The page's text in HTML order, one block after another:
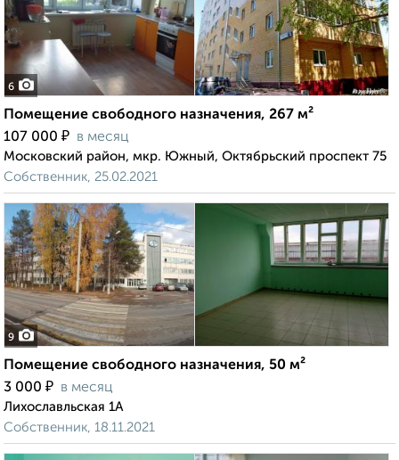
6
Помещение свободного назначения, 267 м²
107 000 ₽ в месяц
Московский район, мкр. Южный, Октябрьский проспект 75
Собственник, 25.02.2021
9
Помещение свободного назначения, 50 м²
3 000 ₽ в месяц
Лихославльская 1А
Собственник, 18.11.2021